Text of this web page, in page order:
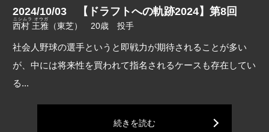
2024/10/03 【ドラフトへの軌跡2024】第8回
西村 王雅
ニシムラ オウガ
（東芝） 20歳 投手
社会人野球の選手というと即戦力が期待されることが多い
が、中には将来性を買われて指名されるケースも存在してい
る...
続きを読む